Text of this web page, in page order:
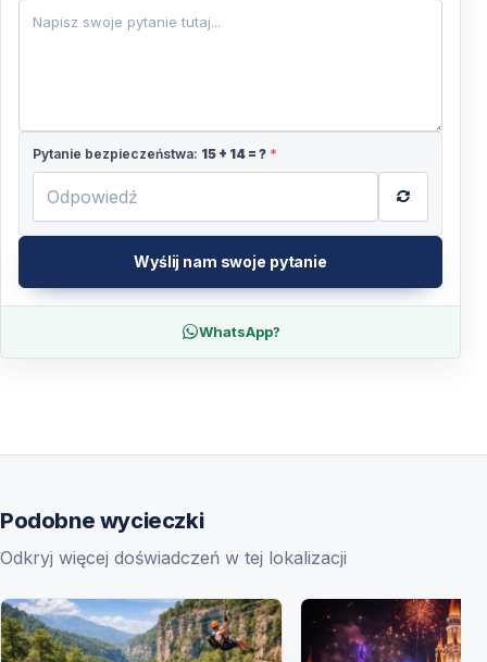
Pytanie bezpieczeństwa: 15 + 14 = ? *
Wyślij nam swoje pytanie
WhatsApp?
Podobne wycieczki
Odkryj więcej doświadczeń w tej lokalizacji